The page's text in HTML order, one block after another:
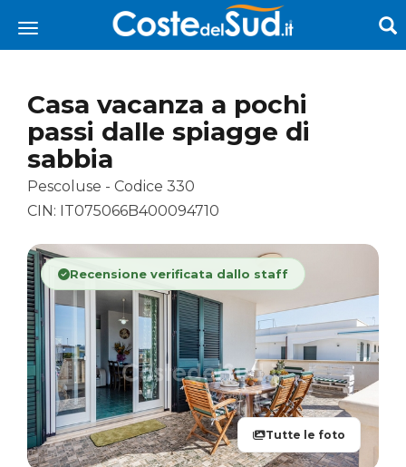
Casa vacanza a pochi
passi dalle spiagge di
sabbia
Pescoluse - Codice 330
CIN: IT075066B400094710
Recensione verificata dallo staff
Tutte le foto